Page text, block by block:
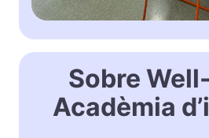
Sobre
Acadèmia